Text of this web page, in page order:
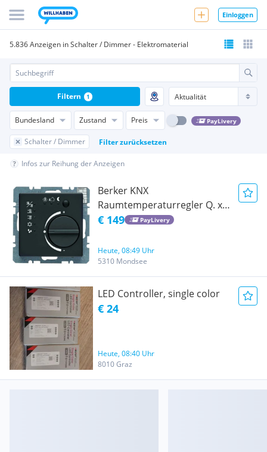
Einloggen
5.836 Anzeigen in Schalter / Dimmer - Elektromaterial
Bundesland Zustand Preis PayLivery
Schalter / Dimmer Filter zurücksetzen
Filtern 1
Infos zur Reihung der Anzeigen
Berker KNX
Raumtemperaturregler Q. x
Anthrazit 75441126 - Neu
€ 149 PayLivery
Heute, 08:49 Uhr
5310 Mondsee
LED Controller, single color
€ 24
Heute, 08:40 Uhr
8010 Graz